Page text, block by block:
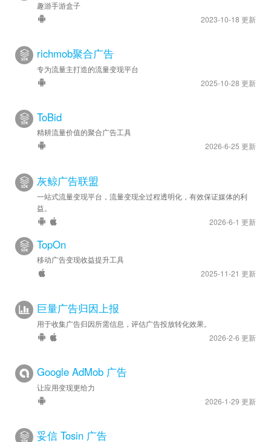
趣游手游盒子
2023-10-18 更新
richmob聚合广告
专为流量主打造的流量变现平台
2025-10-28 更新
ToBid
精耕流量价值的聚合广告工具
2026-6-25 更新
灰鲸广告联盟
一站式流量变现平台，流量变现全过程透明化，有效保证媒体的利
益。
2026-6-1 更新
TopOn
移动广告变现收益提升工具
2025-11-21 更新
巨量广告归因上报
用于收集广告归因所需信息，评估广告投放转化效果。
2026-2-6 更新
Google AdMob 广告
让应用变现更给力
2026-1-29 更新
妥信 Tosin 广告